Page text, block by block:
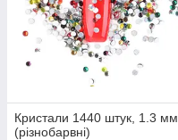
Кристали 1440 штук, 1.3 мм
(різнобарвні)